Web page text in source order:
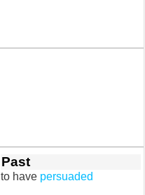
Past
to have persuaded